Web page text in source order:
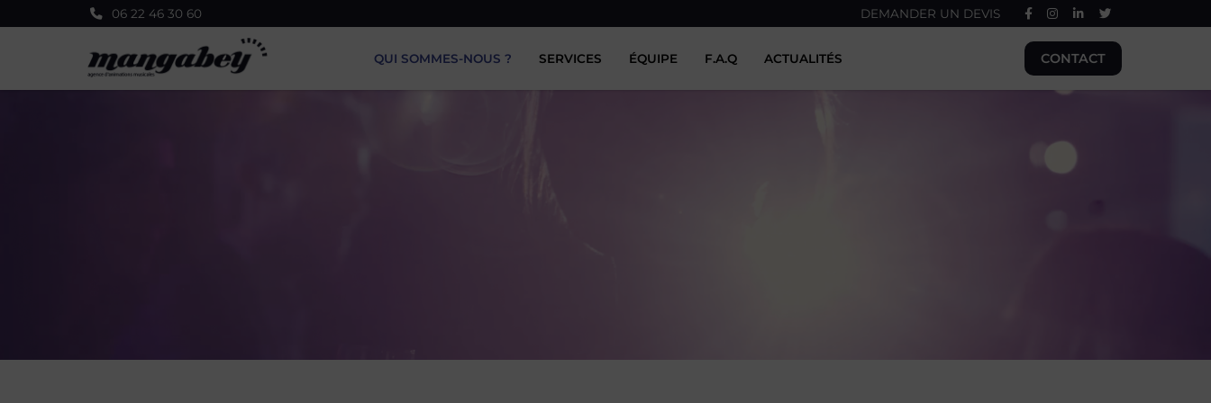
06 22 46 30 60 DEMANDER UN DEVIS
QUI SOMMES-NOUS ? SERVICES ÉQUIPE F.A.Q ACTUALITÉS CONTACT
Panneau de gestion des cookies